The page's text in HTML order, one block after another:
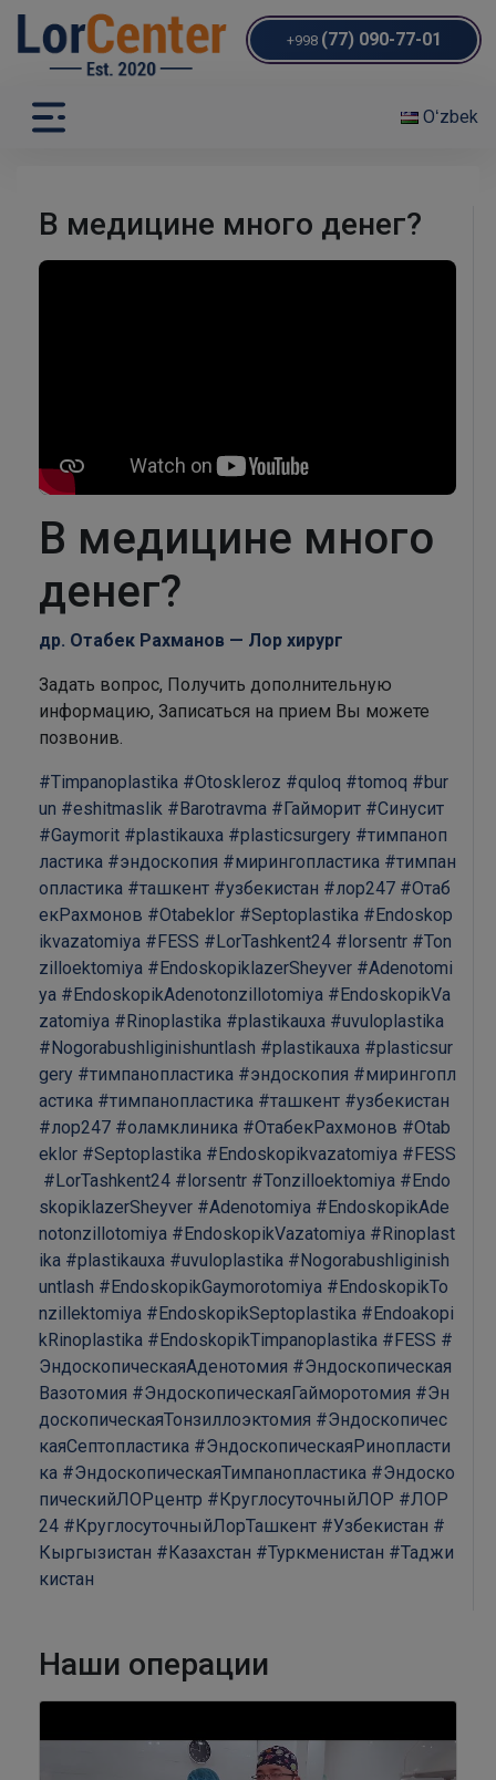
+998 (77) 090-77-01
Oʻzbek
В медицине много денег?
В медицине много
денег?
др. Отабек Рахманов — Лор хирург
Задать вопрос, Получить дополнительную
информацию, Записаться на прием Вы можете
позвонив.
#Timpanoplastika #Otoskleroz #quloq #tomoq #bur
un #eshitmaslik #Barotravma #Гайморит #Синусит
#Gaymorit #plastikauxa #plasticsurgery #тимпаноп
ластика #эндоскопия #мирингопластика #тимпан
опластика #ташкент #узбекистан #лор247 #Отаб
екРахмонов #Otabeklor #Septoplastika #Endoskop
ikvazatomiya #FESS #LorTashkent24 #lorsentr #Ton
zilloektomiya #EndoskopiklazerSheyver #Adenotomi
ya #EndoskopikAdenotonzillotomiya #EndoskopikVa
zatomiya #Rinoplastika #plastikauxa #uvuloplastika
#Nogorabushliginishuntlash #plastikauxa #plasticsur
gery #тимпанопластика #эндоскопия #мирингопл
астика #тимпанопластика #ташкент #узбекистан
#лор247 #оламклиника #ОтабекРахмонов #Otab
eklor #Septoplastika #Endoskopikvazatomiya #FESS
#LorTashkent24 #lorsentr #Tonzilloektomiya #Endo
skopiklazerSheyver #Adenotomiya #EndoskopikAde
notonzillotomiya #EndoskopikVazatomiya #Rinoplast
ika #plastikauxa #uvuloplastika #Nogorabushliginish
untlash #EndoskopikGaymorotomiya #EndoskopikTo
nzillektomiya #EndoskopikSeptoplastika #Endoakopi
kRinoplastika #EndoskopikTimpanoplastika #FESS #
ЭндоскопическаяАденотомия #Эндоскопическая
Вазотомия #ЭндоскопическаяГайморотомия #Эн
доскопическаяТонзиллоэктомия #Эндоскопичес
каяСептопластика #ЭндоскопическаяРинопласти
ка #ЭндоскопическаяТимпанопластика #Эндоско
пическийЛОРцентр #КруглосуточныйЛОР #ЛОР
24 #КруглосуточныйЛорТашкент #Узбекистан #
Кыргызистан #Казахстан #Туркменистан #Таджи
кистан
Наши операции